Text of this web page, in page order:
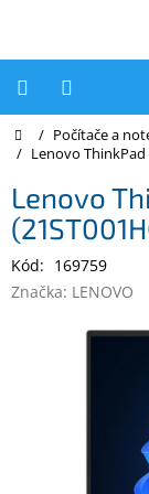
Počítače
Inpraise
Notebooky
Tiskárny
Domů
/ Počítače a
/ Lenovo ThinkPad
Lenovo
Kód: 169759
Značka: LENOVO